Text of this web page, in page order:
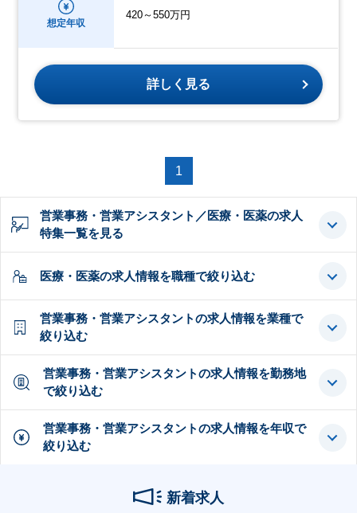
想定年収
420～550万円
詳しく見る
1
営業事務・営業アシスタント／医療・医薬の求人
特集一覧を見る
医療・医薬の求人情報を職種で絞り込む
営業事務・営業アシスタントの求人情報を業種で
絞り込む
営業事務・営業アシスタントの求人情報を勤務地
で絞り込む
営業事務・営業アシスタントの求人情報を年収で
絞り込む
新着求人